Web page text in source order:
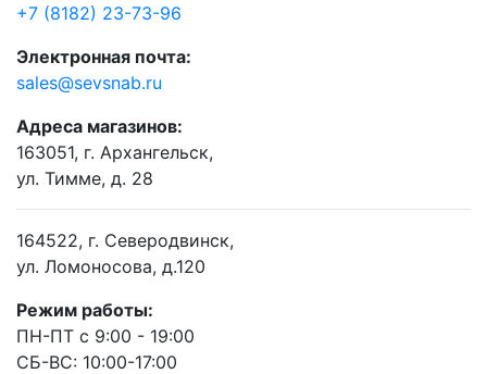
+7 (8182) 23-73-96
Электронная почта:
sales@sevsnab.ru
Адреса магазинов:
163051, г. Архангельск,
ул. Тимме, д. 28
164522, г. Северодвинск,
ул. Ломоносова, д.120
Режим работы:
ПН-ПТ с 9:00 - 19:00
СБ-ВС: 10:00-17:00